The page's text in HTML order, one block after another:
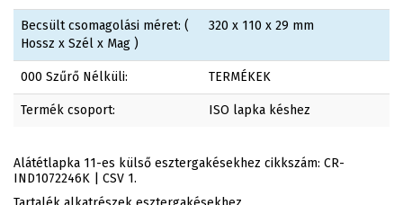
Becsült csomagolási méret: (
Hossz x Szél x Mag )
320 x 110 x 29 mm
000 Szűrő Nélküli: TERMÉKEK
Termék csoport: ISO lapka késhez
Alátétlapka 11-es külső esztergakésekhez cikkszám: CR-
IND1072246K | CSV 1.